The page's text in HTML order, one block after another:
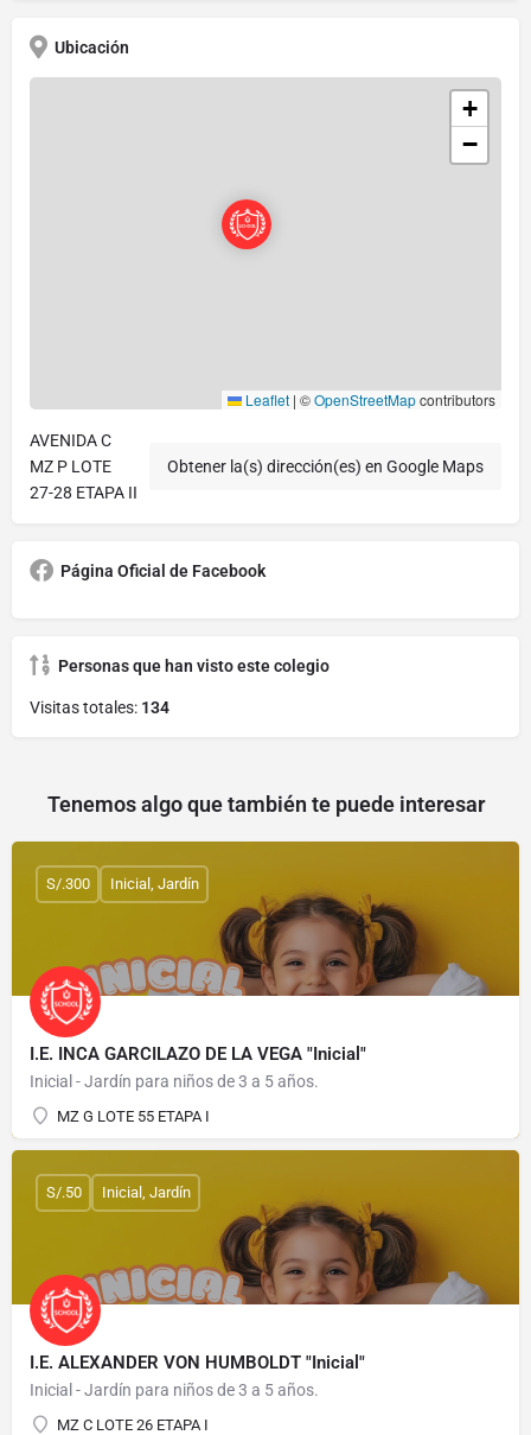
Ubicación
+
−
Leaflet | ©OpenStreetMapcontributors
AVENIDA C
MZ P LOTE
27-28 ETAPA II
Obtener la(s) dirección(es) en Google Maps
Página Oficial de Facebook
Personas que han visto este colegio
Visitas totales: 134
Tenemos algo que también te puede interesar
I.E. INCA GARCILAZO DE LA VEGA "Inicial"
Inicial - Jardín para niños de 3 a 5 años.
MZ G LOTE 55 ETAPA I
S/.300 Inicial, Jardín
I.E. ALEXANDER VON HUMBOLDT "Inicial"
Inicial - Jardín para niños de 3 a 5 años.
MZ C LOTE 26 ETAPA I
S/.50 Inicial, Jardín